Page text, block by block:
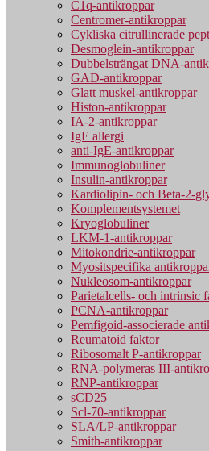
C1q-antikroppar
Centromer-antikroppar
Cykliska citrullinerade
Desmoglein-antikroppar
Dubbelsträngat DNA-
GAD-antikroppar
Glatt muskel-antikroppar
Histon-antikroppar
IA-2-antikroppar
IgE allergi
anti-IgE-antikroppar
Immunoglobuliner
Insulin-antikroppar
Kardiolipin- och Beta-2-
Komplementsystemet
Kryoglobuliner
LKM-1-antikroppar
Mitokondrie-antikroppar
Myositspecifika
Nukleosom-antikroppar
Parietalcells- och intrinsic
PCNA-antikroppar
Pemfigoid-associerade
Reumatoid faktor
Ribosomalt P-antikroppar
RNA-polymeras III-
RNP-antikroppar
sCD25
Scl-70-antikroppar
SLA/LP-antikroppar
Smith-antikroppar